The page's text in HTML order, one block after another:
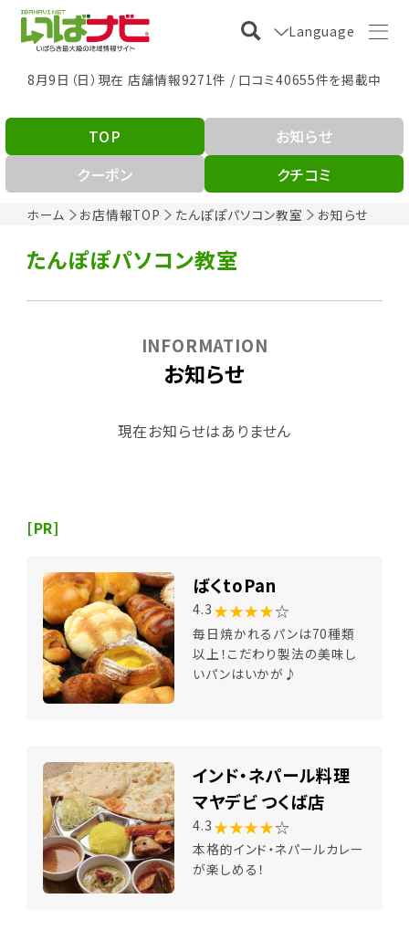
Language
8月9日（日）現在 店舗情報9271件 / 口コミ40655件を掲載中
ホーム お店情報TOP たんぽぽパソコン教室 お知らせ
TOP
お知らせ
クーポン
クチコミ
たんぽぽパソコン教室
お知らせ
INFORMATION
現在お知らせはありません
[PR]
ばくtoPan
4.3 ★★★★☆
毎日焼かれるパンは70種類
以上！こだわり製法の美味し
いパンはいかが♪
インド・ネパール料理
マヤデビ つくば店
4.3 ★★★★☆
本格的インド・ネパールカレー
が楽しめる！